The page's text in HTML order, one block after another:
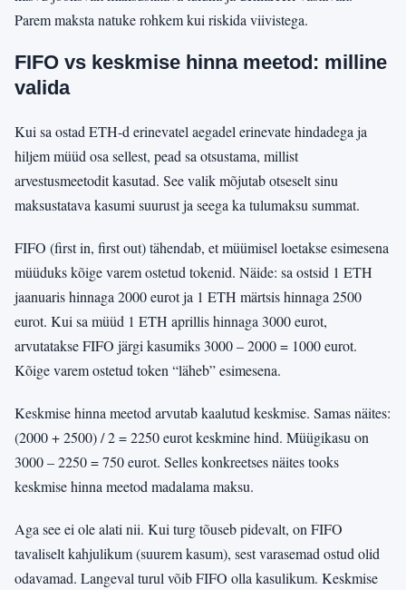
Parem maksta natuke rohkem kui riskida viivistega.
FIFO vs keskmise hinna meetod: milline
valida
Kui sa ostad ETH-d erinevatel aegadel erinevate hindadega ja
hiljem müüd osa sellest, pead sa otsustama, millist
arvestusmeetodit kasutad. See valik mõjutab otseselt sinu
maksustatava kasumi suurust ja seega ka tulumaksu summat.
FIFO (first in, first out) tähendab, et müümisel loetakse esimesena
müüduks kõige varem ostetud tokenid. Näide: sa ostsid 1 ETH
jaanuaris hinnaga 2000 eurot ja 1 ETH märtsis hinnaga 2500
eurot. Kui sa müüd 1 ETH aprillis hinnaga 3000 eurot,
arvutatakse FIFO järgi kasumiks 3000 – 2000 = 1000 eurot.
Kõige varem ostetud token “läheb” esimesena.
Keskmise hinna meetod arvutab kaalutud keskmise. Samas näites:
(2000 + 2500) / 2 = 2250 eurot keskmine hind. Müügikasu on
3000 – 2250 = 750 eurot. Selles konkreetses näites tooks
keskmise hinna meetod madalama maksu.
Aga see ei ole alati nii. Kui turg tõuseb pidevalt, on FIFO
tavaliselt kahjulikum (suurem kasum), sest varasemad ostud olid
odavamad. Langeval turul võib FIFO olla kasulikum. Keskmise